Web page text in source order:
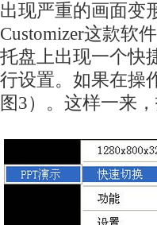
出现严重的画面变
Customizer这款软
托盘上出现一个快
行设置。如果在操
图3）。这样一来